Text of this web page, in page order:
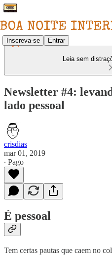
Inscreva-se Entrar
Leia sem
Newsletter #4:
lado pessoal
crisdias
mar 01, 2019
∙ Pago
É pessoal
Tem certas pautas que caem no